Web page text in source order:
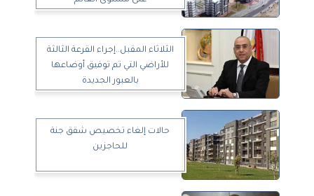
الثلاثاء المقبل..إجراء القرعة الثالثة
للأراضي التي تم توفيق أوضاعها
بالعبور الجديدة
حالات إلغاء تخصيص شقق جنة
للحاجزين